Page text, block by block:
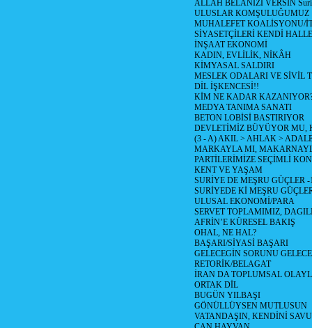
ALLAH BELANIZI VERSİN
ULUSLAR KOMŞULUĞUMUZ
MUHALEFET KOALİSYONU/
SİYASETÇİLERİ KENDİ
İNŞAAT EKONOMİ
KADIN, EVLİLİK, NİKÂH
KİMYASAL SALDIRI
MESLEK ODALARI VE SİVİL
DİL İŞKENCESİ!!
KİM NE KADAR
MEDYA TANIMA SANATI
BETON LOBİSİ BASTIRIYOR
DEVLETİMİZ BÜYÜYOR MU,
(3 - A) AKIL > AHLAK >
MARKAYLA MI,
PARTİLERİMİZE SEÇİMLİ
KENT VE YAŞAM
SURİYE DE MEŞRU GÜÇLER -
SURİYEDE Kİ MEŞRU
ULUSAL EKONOMİ/PARA
SERVET TOPLAMIMIZ,
AFRİN’E KÜRESEL BAKIŞ
OHAL, NE HAL?
BAŞARI/SİYASİ BAŞARI
GELECEGİN SORUNU
RETORİK/BELAGAT
İRAN DA TOPLUMSAL
ORTAK DİL
BUGÜN YILBAŞI
GÖNÜLLÜYSEN MUTLUSUN
VATANDAŞIN, KENDİNİ